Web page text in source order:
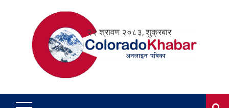
२२ श्रावण २०८३, शुक्रबार